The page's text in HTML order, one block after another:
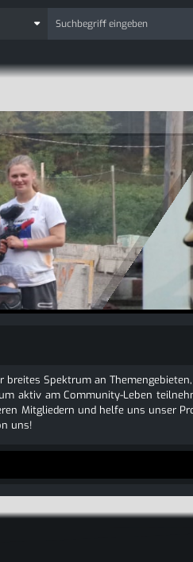
Spektrum an
aktiv am Community-Leben
Mitgliedern und helfe uns unser
uns!